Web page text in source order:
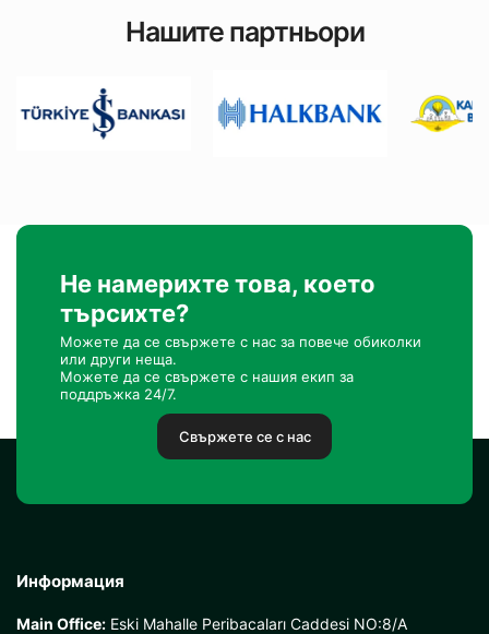
Нашите партньори
Не намерихте това, което
търсихте?
Можете да се свържете с нас за повече обиколки
или други неща.
Можете да се свържете с нашия екип за
поддръжка 24/7.
Свържете се с нас
Информация
Main Office: Eski Mahalle Peribacaları Caddesi NO:8/A